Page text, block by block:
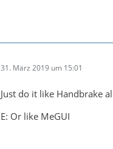
31. März 2019 um 15:01
Just do it like Handbrake
E: Or like MeGUI